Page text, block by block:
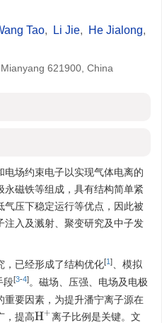
Tao, Li Jie, He Jialong,
621900, China
场约束电子以实现气体电离的
磁铁等组成，具有结构简单紧
压下稳定运行等优点，因此被
注入及溅射、聚变研究及中子发
，已经形成了结构优化[1]
、模拟
段[3-4]。磁场、压强、电场及电极
要因素，为提升潘宁离子源在
，提高H+ 离子比例是关键。文